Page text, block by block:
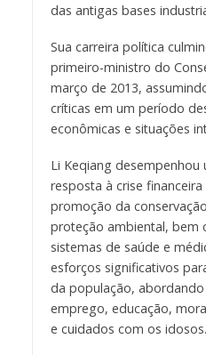
das antigas bases
Sua carreira política
primeiro-ministro do
março de 2013,
críticas em um período
econômicas e situações
Li Keqiang desempenhou
resposta à crise
promoção da
proteção ambiental, bem
sistemas de saúde e
esforços significativos
da população,
emprego, educação,
e cuidados com os idosos.